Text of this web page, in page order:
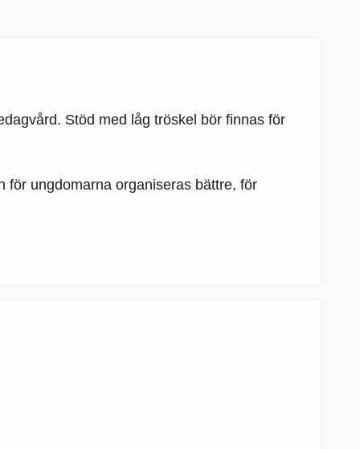
Stöd med låg tröskel bör finnas för
för ungdomarna organiseras bättre, för